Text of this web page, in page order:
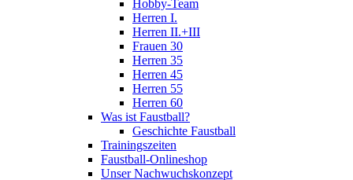
Hobby-Team
Herren I.
Herren II.+III
Frauen 30
Herren 35
Herren 45
Herren 55
Herren 60
Was ist Faustball?
Geschichte Faustball
Trainingszeiten
Faustball-Onlineshop
Unser Nachwuchskonzept